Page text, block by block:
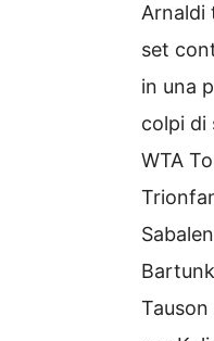
Arnaldi
set
in una
colpi di
WTA
Tauson